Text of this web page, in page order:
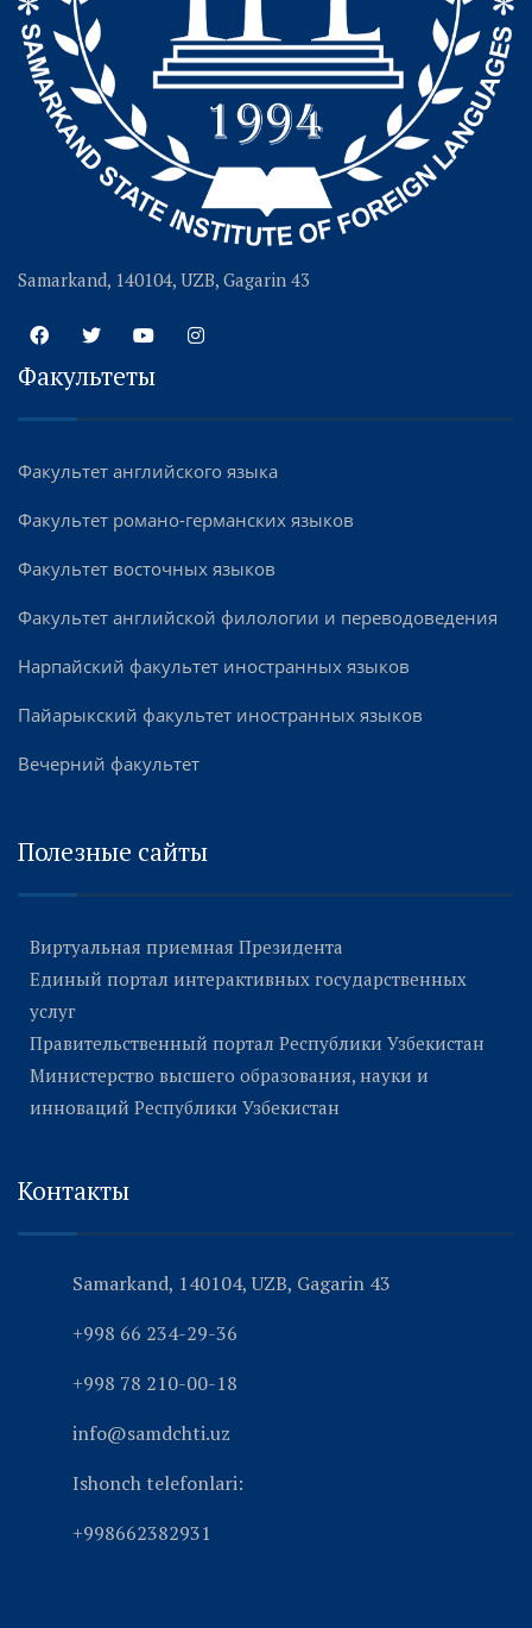
Samarkand, 140104, UZB, Gagarin 43
Факультеты
Факультет английского языка
Факультет романо-германских языков
Факультет восточных языков
Факультет английской филологии и переводоведения
Нарпайский факультет иностранных языков
Пайарыкский факультет иностранных языков
Вечерний факультет
Полезные сайты
Виртуальная приемная Президента
Единый портал интерактивных государственных
услуг
Правительственный портал Республики Узбекистан
Министерство высшего образования, науки и
инноваций Республики Узбекистан
Контакты
Samarkand, 140104, UZB, Gagarin 43
+998 66 234-29-36
+998 78 210-00-18
info@samdchti.uz
Ishonch telefonlari:
+998662382931